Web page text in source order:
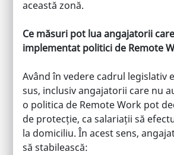
această zonă.
Ce măsuri pot lua angajatorii
implementat politici de Remote
Având în vedere cadrul legislativ
sus, inclusiv angajatorii care nu
o politica de Remote Work pot
de protecție, ca salariații să
la domiciliu. În acest sens,
să stabilească: